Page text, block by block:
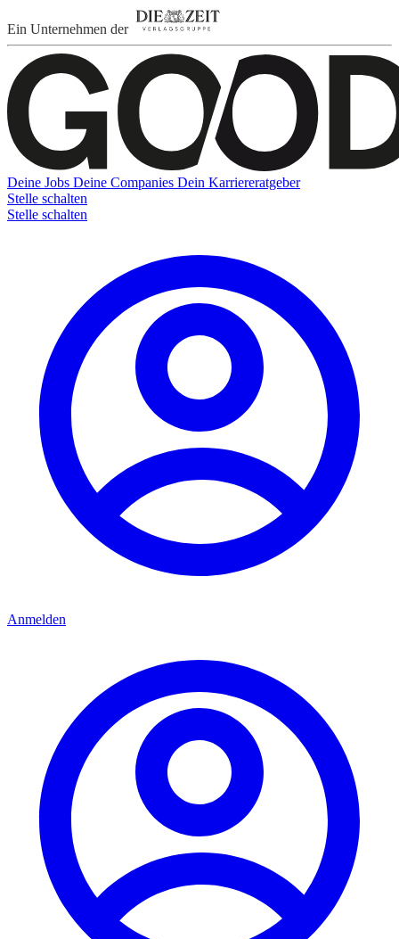
Ein Unternehmen der
Deine Jobs Deine Companies Dein Karriereratgeber
Stelle schalten
Stelle schalten
Anmelden